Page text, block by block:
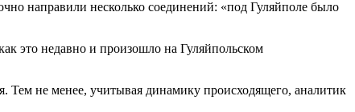
направили несколько соединений: «под Гуляйполе было
это недавно и произошло на Гуляйпольском
Тем не менее, учитывая динамику происходящего, аналитик